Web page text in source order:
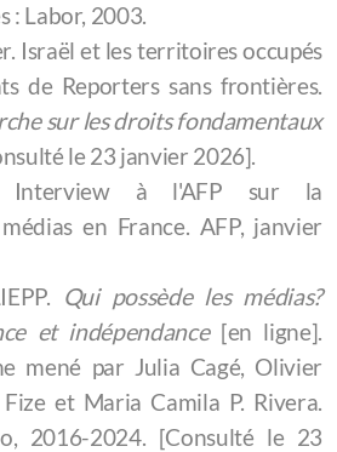
: Labor, 2003.
Israël et les territoires occupés
de Reporters sans frontières.
sur les droits fondamentaux
le 23 janvier 2026].
Interview à l'AFP sur la
en France. AFP, janvier
Qui possède les médias?
et indépendance[en ligne].
mené par Julia Cagé, Olivier
et Maria Camila P. Rivera.
2016-2024. [Consulté le 23